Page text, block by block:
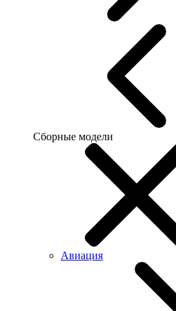
Сборные модели
Авиация